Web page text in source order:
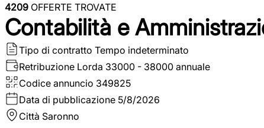
4209 OFFERTE TROVATE
Contabilità e
Tipo di contratto Tempo indeterminato
Retribuzione Lorda 33000 - 38000 annuale
Codice annuncio 349825
Data di pubblicazione 5/8/2026
Città Saronno